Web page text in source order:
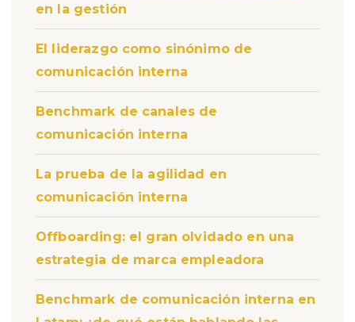
en la gestión
El liderazgo como sinónimo de
comunicación interna
Benchmark de canales de
comunicación interna
La prueba de la agilidad en
comunicación interna
Offboarding: el gran olvidado en una
estrategia de marca empleadora
Benchmark de comunicación interna en